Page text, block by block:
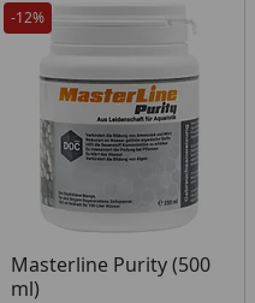
-12%
Masterline Purity (500
ml)